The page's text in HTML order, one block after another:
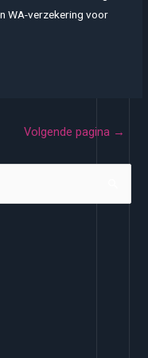
WA-verzekering voor
Volgende pagina →